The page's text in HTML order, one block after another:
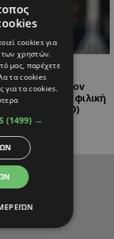
Έρικσεν:
ξανά στον
χώρο σε φιλική
(ΒΙΝΤΕΟ)
cookies για
των χρηστών.
μας, παρέχετε
τα cookies
για τα cookies.
(1499) →